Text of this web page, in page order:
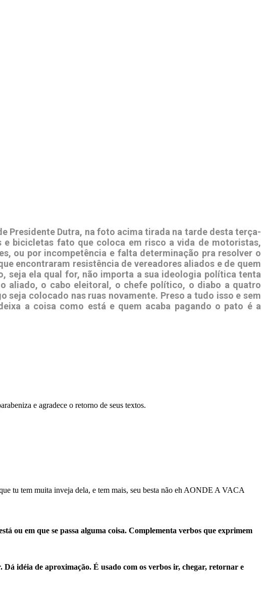
Presidente Dutra, na foto acima tirada na tarde desta terça-
bicicletas fato que coloca em risco a vida de motoristas,
ou por incompetência e falta determinação pra resolver o
encontraram resistência de vereadores aliados e de quem
seja ela qual for, não importa a sua ideologia política tenta
aliado, o cabo eleitoral, o chefe político, o diabo a quatro
seja colocado nas ruas novamente. Preso a tudo isso e sem
a coisa como está e quem acaba pagando o pato é a
e agradece o retorno de seus textos.
tu tem muita inveja dela, e tem mais, seu besta não eh AONDE A VACA
ou em que se passa alguma coisa. Complementa verbos que exprimem
idéia de aproximação. É usado com os verbos ir, chegar, retornar e